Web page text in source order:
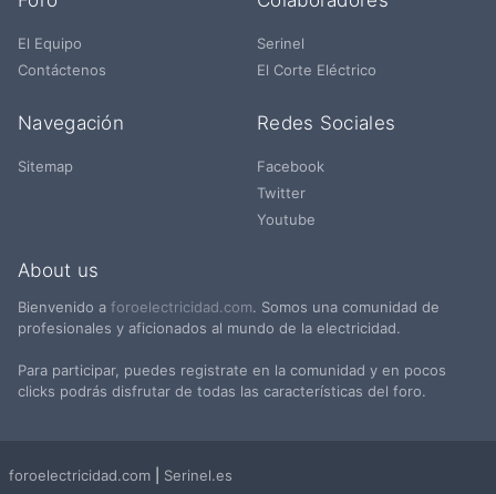
El Equipo
Contáctenos
Serinel
El Corte Eléctrico
Navegación
Sitemap
Redes Sociales
Facebook
Twitter
Youtube
About us
Bienvenido a foroelectricidad.com. Somos una comunidad de
profesionales y aficionados al mundo de la electricidad.
Para participar, puedes registrate en la comunidad y en pocos
clicks podrás disfrutar de todas las características del foro.
foroelectricidad.com Serinel.es